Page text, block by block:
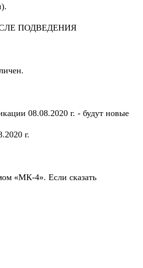
ПОДВЕДЕНИЯ
08.08.2020 г. - будут новые
г.
«МК-4». Если сказать